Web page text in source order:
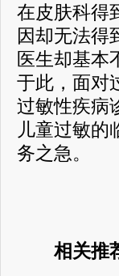
在皮肤科得
因却无法得
医生却基本
于此，面对
过敏性疾病
儿童过敏的
务之急。
相关推